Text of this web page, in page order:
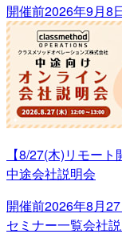
開催前2026年9月8
【8/27(木)リモー
中途会社説明会
開催前2026年8月
セミナー一覧会社